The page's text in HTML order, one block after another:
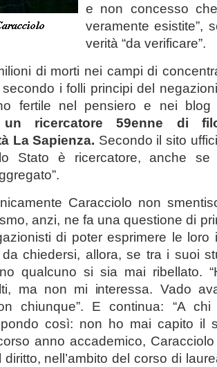
e non concesso
veramente esistite”,
verità “da verificare”.
di morti nei campi di
secondo i folli principi del
fertile nel pensiero e nei
un ricercatore 59enne di
La Sapienza. Secondo il sito
Stato è ricercatore, anche
Caracciolo non
anzi, ne fa una questione di
di poter esprimere le loro
da chiedersi, allora, se tra i suoi
qualcuno si sia mai ribellato.
ma non mi interessa. Vado
chiunque”. E continua: “A
così: non ho mai capito il
anno accademico,
nell’ambito del corso di